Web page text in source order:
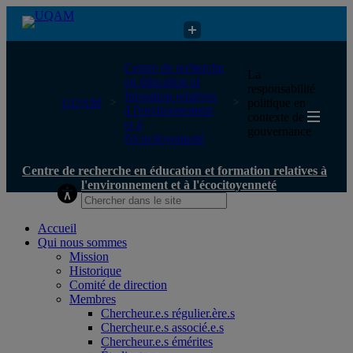
Centre de recherche en éducation et formation relatives à
l'environnement et à l'écocitoyenneté
UQAM
Centre de recherche
en éducation et
formation relatives
à l'environnement
et à
l'écocitoyenneté
La
responsabilité
politique en
contexte de
gouvernance
Centre de recherche en éducation et formation relatives à
l'environnement et à l'écocitoyenneté
Accueil
Qui nous sommes
Mission
Historique
Comité de direction
Membres
Chercheur.e.s régulier.ère.s
Chercheur.e.s associé.e.s
Chercheur.e.s émérites